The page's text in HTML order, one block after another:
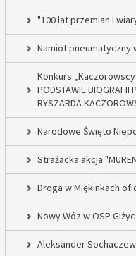
"100 lat przemian i
Namiot pneumatyczny
Konkurs
PODSTAWIE BIOGRAFII
RYSZARDA
Narodowe Święto
Strażacka akcja
Droga w Miękinkach
Nowy Wóz w OSP
Aleksander